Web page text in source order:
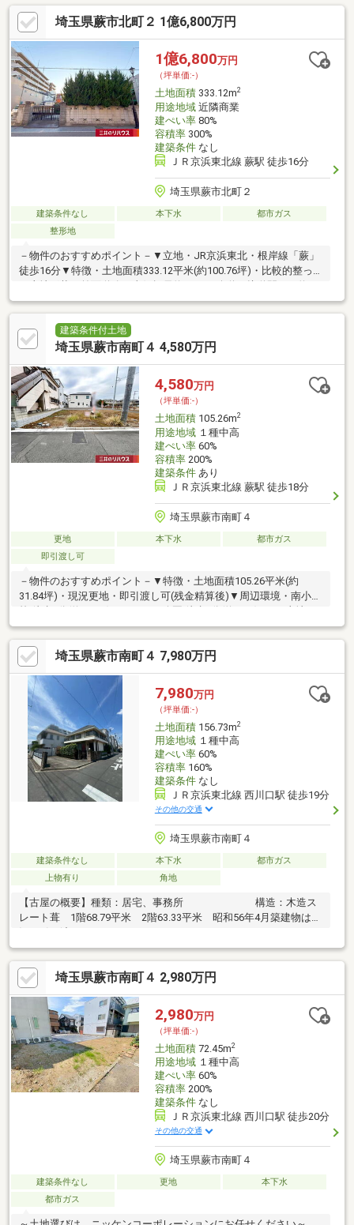
況更地のため、プラン決定後はスムーズに建築へ移行可能・建ぺ
い率60％、容積率200％▼周辺環境・蕨西小学校 徒歩9分(約
720m)・マルエツ蕨北町店 徒歩8分(約590m)・蕨市立病院 徒歩8分
(約640m)■ ご希望の住まい探しをお手伝いします
━━━━━・・・物件の詳細・ご相談はお気軽にお問い合わせく
ださい。
埼玉県蕨市北町２ 1億6,800万円
1億6,800万円
（坪単価:-）
土地面積333.12m2
用途地域近隣商業
建ぺい率80%
容積率300%
建築条件なし
ＪＲ京浜東北線 蕨駅 徒歩16分
埼玉県蕨市北町２
建築条件なし 本下水
都市ガス
整形地
－物件のおすすめポイント－▼立地・JR京浜東北・根岸線「蕨」
徒歩16分▼特徴・土地面積333.12平米(約100.76坪)・比較的整っ
た土地形状・前面道路は東側幅員約7.5mの公道・接道間口は約
12.9mと広く、スペースを有効に活用可能・建築条件付宅地販売
ではありません・お好みのハウスメーカー・工務店で建築可能▼
周辺環境・北小学校 徒歩2分(約125m)・蕨市役所 徒歩3分(約
225m)・ファミリーマート蕨錦二丁目店 徒歩4分(約300m)■ ご希
ご相談はお気軽にお問い合わせください。
建築条件付土地
埼玉県蕨市南町４ 4,580万円
4,580万円
（坪単価:-）
土地面積105.26m2
用途地域１種中高
建ぺい率60%
容積率200%
建築条件あり
ＪＲ京浜東北線 蕨駅 徒歩18分
埼玉県蕨市南町４
更地 本下水
都市ガス
即引渡し可
－物件のおすすめポイント－▼特徴・土地面積105.26平米(約
31.84坪)・現況更地・即引渡し可(残金精算後)▼周辺環境・南小学
校 徒歩4分(約250m)・せせらぎ公園 徒歩1分(約20m)※この土地
は、売買契約締結後3ヶ月以内に下売主指定の建設業者との間で建
築請負契約を締結する事を条件に販売。期間内に建築しない事が
確定した時、または建築請負契約が成立しなかった場合契約は白
紙となり、受領した金員は無利息にて全額返金。※容積率は前面
道路幅員により160％に制限■ ご希望の住まい探しをお手伝いしま
す ━━━━━・・・物件の詳細・ご相談はお気軽にお問い合わせ
ください。
埼玉県蕨市南町４ 7,980万円
7,980万円
（坪単価:-）
土地面積156.73m2
用途地域１種中高
建ぺい率60%
容積率160%
建築条件なし
ＪＲ京浜東北線 西川口駅 徒歩19分
その他の交通
埼玉県蕨市南町４
建築条件なし 本下水
都市ガス
上物有り
角地
【古屋の概要】種類：居宅、事務所 構造：木造ス
レート葺 1階68.79平米 2階63.33平米 昭和56年4月築建物は現
埼玉県蕨市南町４ 2,980万円
2,980万円
（坪単価:-）
土地面積72.45m2
用途地域１種中高
建ぺい率60%
容積率200%
建築条件なし
ＪＲ京浜東北線 西川口駅 徒歩20分
その他の交通
埼玉県蕨市南町４
建築条件なし 更地
本下水
都市ガス